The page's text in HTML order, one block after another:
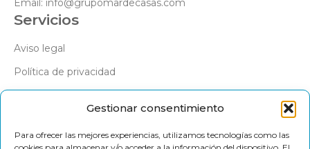
Gestionar consentimiento
Para ofrecer las mejores experiencias, utilizamos tecnologías como las
Email: info@grupomardecasas.com
Servicios
Aviso legal
Política de privacidad